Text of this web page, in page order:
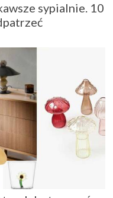
sypialnie. 10